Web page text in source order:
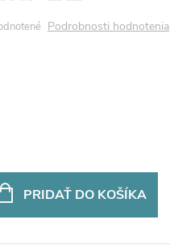
Podrobnosti hodnotenia
PRIDAŤ DO KOŠÍKA